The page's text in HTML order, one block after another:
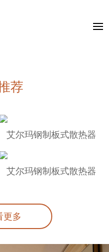
荐
艾尔玛钢制板式散热器
艾尔玛钢制板式散热器
更多